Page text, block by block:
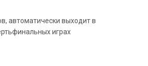
автоматически выходит в
играх